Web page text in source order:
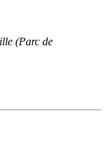
(Parc de